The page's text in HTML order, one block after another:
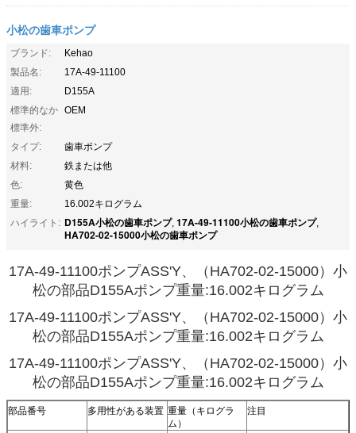
小松の歯車ポンプ
ブランド:
Kehao
製品名:
17A-49-11100
適用:
D155A
標準的なか
標準外:
OEM
タイプ:
歯車ポンプ
材料:
鉄または他
色:
黄色
重量:
16.002キログラム
ハイライト: D155A小松の歯車ポンプ, 17A-49-11100小松の歯車ポンプ,
HA702-02-15000小松の歯車ポンプ
17A-49-11100ポンプASS'Y、（HA702-02-15000）小
松の部品D155Aポンプ重量:16.002キログラム
17A-49-11100ポンプASS'Y、（HA702-02-15000）小
松の部品D155Aポンプ重量:16.002キログラム
17A-49-11100ポンプASS'Y、（HA702-02-15000）小
松の部品D155Aポンプ重量:16.002キログラム
部品番号 多用性がある装置 重量（キログラ
ム）
注目